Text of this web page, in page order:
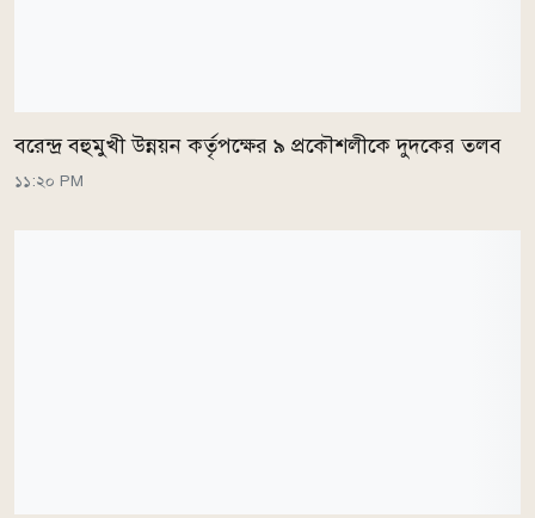
বরেন্দ্র বহুমুখী উন্নয়ন কর্তৃপক্ষের ৯ প্রকৌশলীকে দুদকের তলব
১১:২০ PM